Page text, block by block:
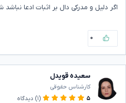
اگر دلیل و مدرکی دال بر اثبات ادعا
۰
سعیده قویدل
کارشناس حقوقی
۵
(۱) دیدگاه